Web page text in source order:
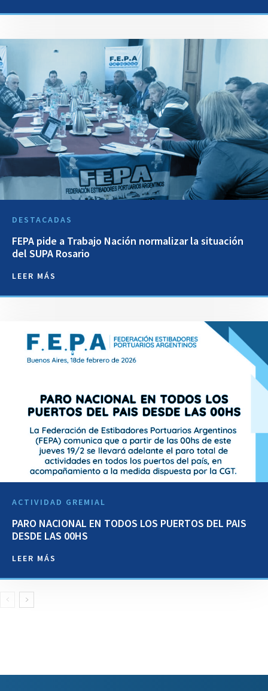
DESTACADAS
FEPA pide a Trabajo Nación normalizar la situación
del SUPA Rosario
LEER MÁS
ACTIVIDAD GREMIAL
PARO NACIONAL EN TODOS LOS PUERTOS DEL PAIS
DESDE LAS 00HS
LEER MÁS